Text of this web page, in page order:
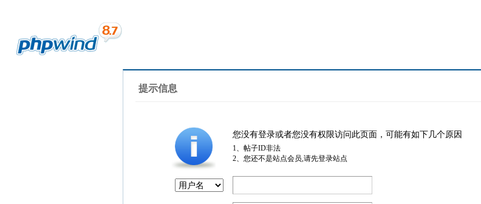
提示信息
您没有登录或者您没有权限访问此页面，可能有如下几个原因
1、帖子ID非法
2、您还不是站点会员,请先登录站点